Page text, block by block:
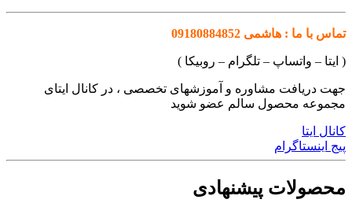
تماس با ما : هاشمی 09180884852
( ایتا – واتساپ – تلگرام – روبیکا )
جهت دریافت مشاوره و آموزشهای تخصصی ، در کانال ایتای
مجموعه محصول سالم عضو شوید
کانال ایتا
پیج اینستاگرام
محصولات پیشنهادی